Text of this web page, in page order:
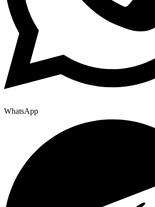
WhatsApp